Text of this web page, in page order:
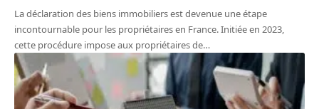
La déclaration des biens immobiliers est devenue une étape
incontournable pour les propriétaires en France. Initiée en 2023,
cette procédure impose aux propriétaires de…